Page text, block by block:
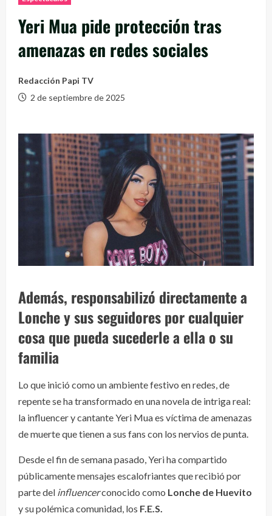
Yeri Mua pide protección tras
amenazas en redes sociales
Redacción Papi TV
2 de septiembre de 2025
Además, responsabilizó directamente a
Lonche y sus seguidores por cualquier
cosa que pueda sucederle a ella o su
familia
Lo que inició como un ambiente festivo en redes, de
repente se ha transformado en una novela de intriga real:
la influencer y cantante Yeri Mua es víctima de amenazas
de muerte que tienen a sus fans con los nervios de punta.
Desde el fin de semana pasado, Yeri ha compartido
públicamente mensajes escalofriantes que recibió por
parte del influencerconocido como Lonche de Huevito
y su polémica comunidad, los F.E.S.